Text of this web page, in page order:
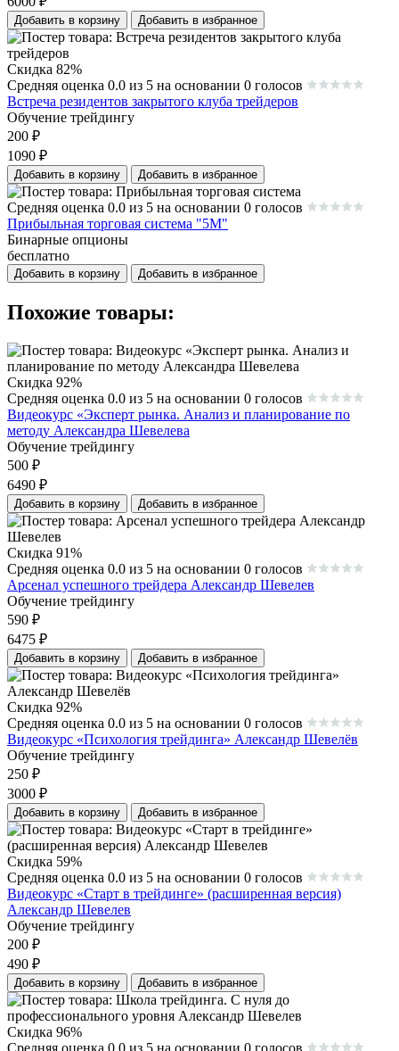
Добавить в корзину Добавить в избранное
Скидка 82%
Средняя оценка 0.0 из 5 на основании 0 голосов
Встреча резидентов закрытого клуба трейдеров
Обучение трейдингу
200 ₽
1090 ₽
Добавить в корзину Добавить в избранное
Средняя оценка 0.0 из 5 на основании 0 голосов
Прибыльная торговая система "5М"
Бинарные опционы
бесплатно
Добавить в корзину Добавить в избранное
Похожие товары:
Скидка 92%
Средняя оценка 0.0 из 5 на основании 0 голосов
Видеокурс «Эксперт рынка. Анализ и планирование по
методу Александра Шевелева
Обучение трейдингу
500 ₽
6490 ₽
Добавить в корзину Добавить в избранное
Скидка 91%
Средняя оценка 0.0 из 5 на основании 0 голосов
Арсенал успешного трейдера Александр Шевелев
Обучение трейдингу
590 ₽
6475 ₽
Добавить в корзину Добавить в избранное
Скидка 92%
Средняя оценка 0.0 из 5 на основании 0 голосов
Видеокурс «Психология трейдинга» Александр Шевелёв
Обучение трейдингу
250 ₽
3000 ₽
Добавить в корзину Добавить в избранное
Скидка 59%
Средняя оценка 0.0 из 5 на основании 0 голосов
Видеокурс «Старт в трейдинге» (расширенная версия)
Александр Шевелев
Обучение трейдингу
200 ₽
490 ₽
Добавить в корзину Добавить в избранное
Скидка 96%
Средняя оценка 0.0 из 5 на основании 0 голосов